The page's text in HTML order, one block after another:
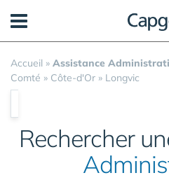
Accueil » Assistance
Comté » Côte-d'Or » Longvic
Rechercher